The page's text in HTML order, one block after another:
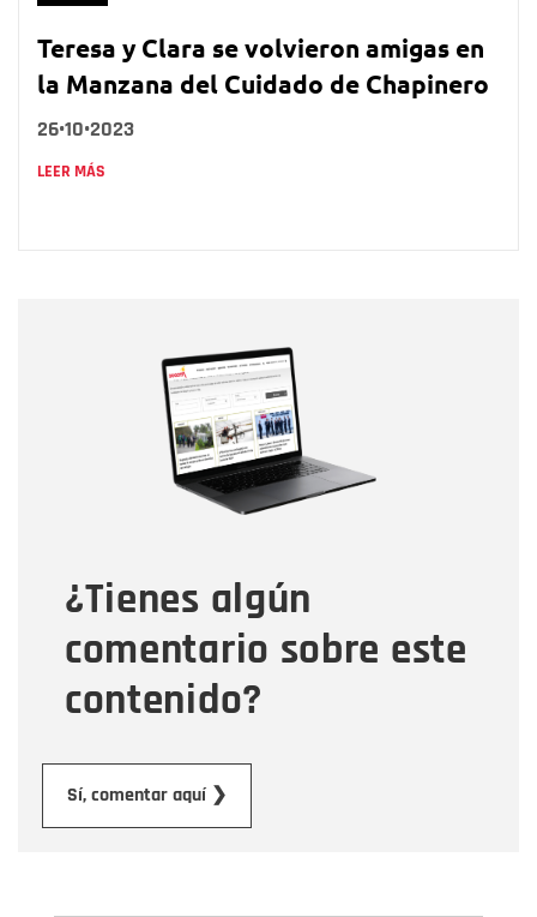
Teresa y Clara se volvieron amigas en
la Manzana del Cuidado de Chapinero
26•10•2023
LEER MÁS
¿Tienes algún
comentario sobre este
contenido?
Sí, comentar aquí ❯
Correo electrónico
Tipo de comentario
Mensaje